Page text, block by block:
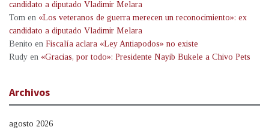
candidato a diputado Vladimir Melara
Tom en «Los veteranos de guerra merecen un reconocimiento»: ex
candidato a diputado Vladimir Melara
Benito en Fiscalía aclara «Ley Antiapodos» no existe
Rudy en «Gracias, por todo»: Presidente Nayib Bukele a Chivo Pets
Archivos
agosto 2026